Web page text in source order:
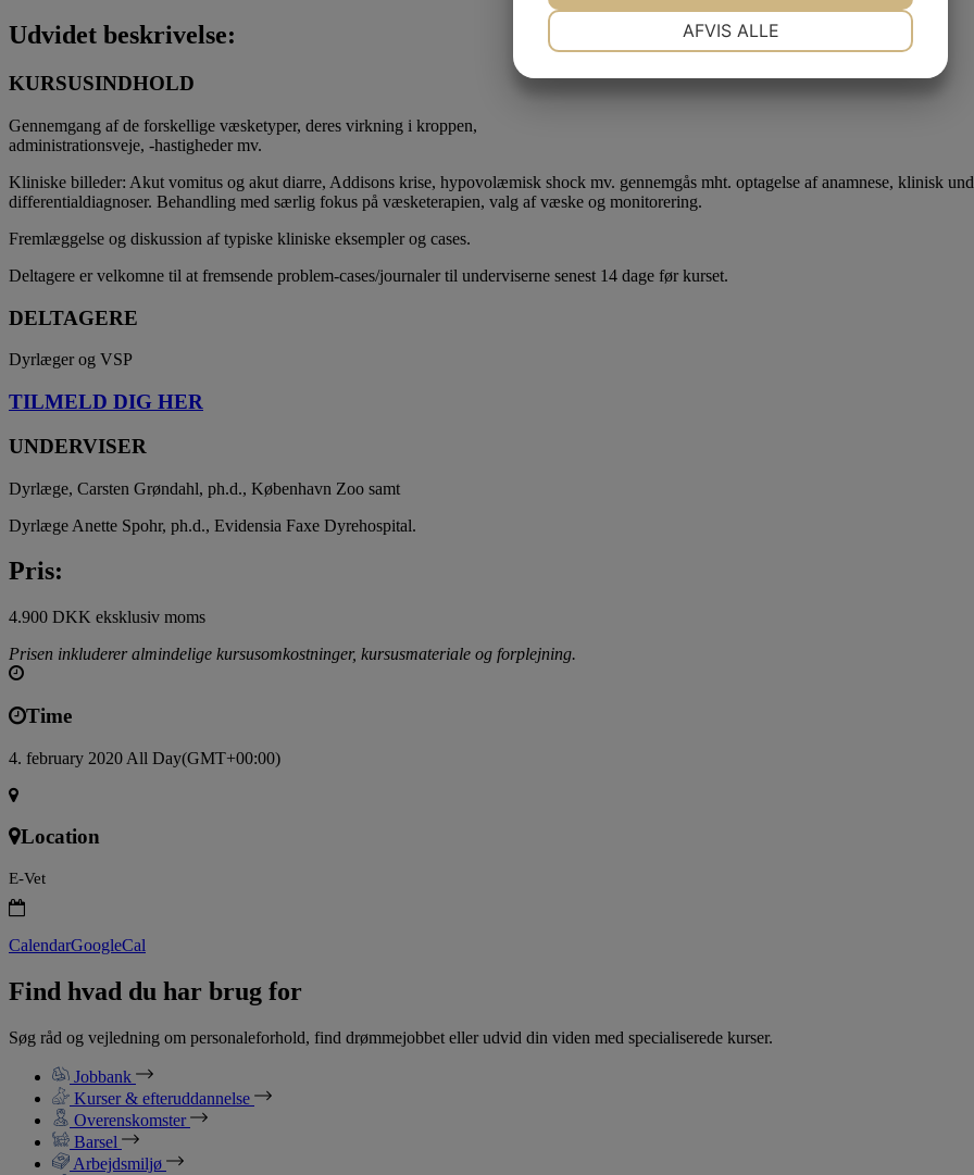
Udvidet beskrivelse:
KURSUSINDHOLD
Gennemgang af de forskellige væsketyper, deres virkning i kroppen,
administrationsveje, -hastigheder mv.
Kliniske billeder: Akut vomitus og akut diarre, Addisons krise, hypovolæmisk shock mv. gennemgås mht. optagelse af anamnese, klinisk
differentialdiagnoser. Behandling med særlig fokus på væsketerapien, valg af væske og monitorering.
Fremlæggelse og diskussion af typiske kliniske eksempler og cases.
Deltagere er velkomne til at fremsende problem-cases/journaler til underviserne senest 14 dage før kurset.
DELTAGERE
Dyrlæger og VSP
TILMELD DIG HER
UNDERVISER
Dyrlæge, Carsten Grøndahl, ph.d., København Zoo samt
Dyrlæge Anette Spohr, ph.d., Evidensia Faxe Dyrehospital.
Pris:
4.900 DKK eksklusiv moms
Prisen inkluderer almindelige kursusomkostninger, kursusmateriale og forplejning.
Time
4. february 2020 All Day(GMT+00:00)
Location
E-Vet
CalendarGoogleCal
Find hvad du har brug for
Søg råd og vejledning om personaleforhold, find drømmejobbet eller udvid din viden med specialiserede kurser.
Jobbank
Kurser & efteruddannelse
Overenskomster
Barsel
Arbejdsmiljø
AFVIS ALLE